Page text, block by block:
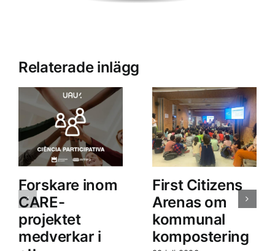
Relaterade inlägg
Forskare inom
CARE-
projektet
medverkar i
First Citizens
Arenas om
kommunal
kompostering